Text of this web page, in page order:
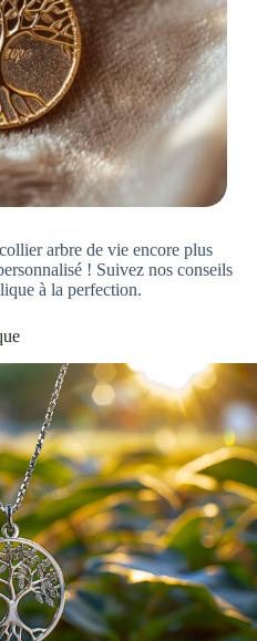
arbre de vie encore plus
! Suivez nos conseils
à la perfection.